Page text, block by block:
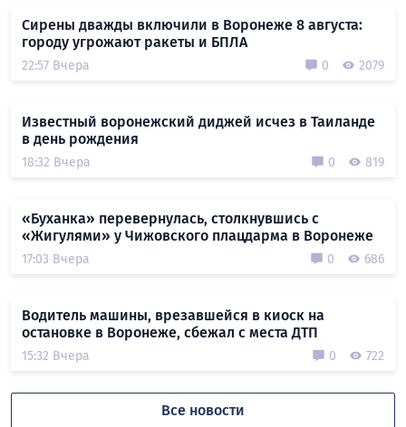
Сирены дважды включили в Воронеже 8 августа:
городу угрожают ракеты и БПЛА
22:57 Вчера 0 2079
Известный воронежский диджей исчез в Таиланде
в день рождения
18:32 Вчера 0 819
«Буханка» перевернулась, столкнувшись с
«Жигулями» у Чижовского плацдарма в Воронеже
17:03 Вчера 0 686
Водитель машины, врезавшейся в киоск на
остановке в Воронеже, сбежал с места ДТП
15:32 Вчера 0 722
Все новости